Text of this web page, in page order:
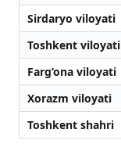
Sirdaryo viloyati
Toshkent viloyati
Farg‘ona viloyati
Xorazm viloyati
Toshkent shahri